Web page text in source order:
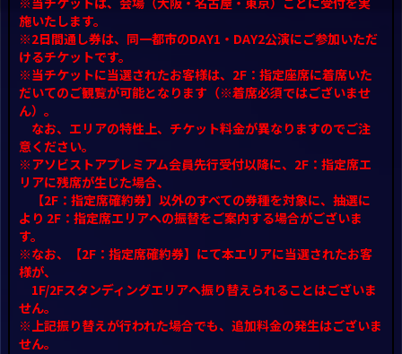
施いたします。
※2日間通し券は、同一都市のDAY1・DAY2公演にご参加いただ
けるチケットです。
※当チケットに当選されたお客様は、2F：指定座席に着席いた
だいてのご観覧が可能となります（※着席必須ではございませ
ん）。
なお、エリアの特性上、チケット料金が異なりますのでご注
意ください。
※アソビストアプレミアム会員先行受付以降に、2F：指定席エ
リアに残席が生じた場合、
【2F：指定席確約券】以外のすべての券種を対象に、抽選に
より 2F：指定席エリアへの振替をご案内する場合がございま
す。
※なお、【2F：指定席確約券】にて本エリアに当選されたお客
様が、
1F/2Fスタンディングエリアへ振り替えられることはございま
せん。
※上記振り替えが行われた場合でも、追加料金の発生はございま
せん。